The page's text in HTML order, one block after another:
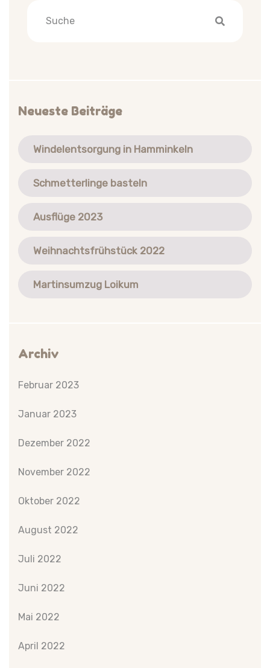
Neueste Beiträge
Windelentsorgung in Hamminkeln
Schmetterlinge basteln
Ausflüge 2023
Weihnachtsfrühstück 2022
Martinsumzug Loikum
Archiv
Februar 2023
Januar 2023
Dezember 2022
November 2022
Oktober 2022
August 2022
Juli 2022
Juni 2022
Mai 2022
April 2022